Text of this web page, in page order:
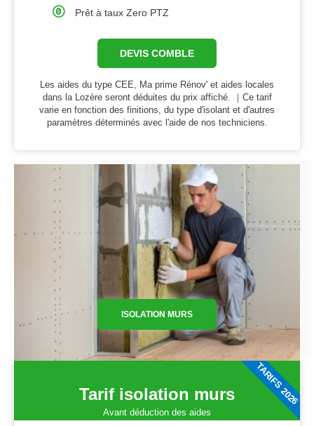
Prêt à taux Zero PTZ
DEVIS COMBLE
Les aides du type CEE, Ma prime Rénov' et aides locales
dans la Lozère seront déduites du prix affiché. ｜Ce tarif
varie en fonction des finitions, du type d'isolant et d'autres
paramètres déterminés avec l'aide de nos techniciens.
ISOLATION MURS
Tarif isolation murs
Avant déduction des aides
TARIFS 2026